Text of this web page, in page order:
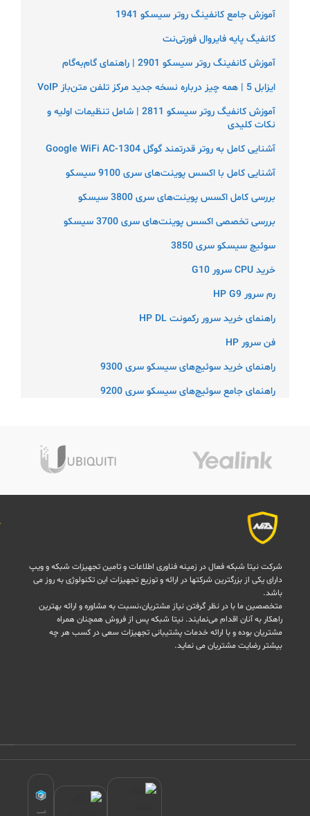
آموزش جامع کانفینگ روتر سیسکو 1941
کانفیگ پایه فایروال فورتی‌نت
آموزش کانفینگ روتر سیسکو 2901 | راهنمای گام‌به‌گام
ایزابل 5 | همه چیز درباره نسخه جدید مرکز تلفن متن‌باز VoIP
آموزش کانفیگ روتر سیسکو 2811 | شامل تنظیمات اولیه و
نکات کلیدی
آشنایی کامل به روتر قدرتمند گوگل Google WiFi AC-1304
آشنایی کامل با اکسس پوینت‌های سری 9100 سیسکو
بررسی کامل اکسس پوینت‌های سری 3800 سیسکو
بررسی تخصصی اکسس پوینت‌های سری 3700 سیسکو
سوئیچ سیسکو سری 3850
خرید CPU سرور G10
رم سرور HP G9
راهنمای خرید سرور رکمونت HP DL
فن سرور HP
راهنمای خرید سوئیچ‌های سیسکو سری 9300
راهنمای جامع سوئیچ‌های سیسکو سری 9200
شرکت نیتا شبکه فعال در زمینه فناوری اطلاعات و تامین تجهیزات شبکه و ویپ
دارای یکی از بزرگترین شرکتها در ارائه و توزیع تجهیزات این تکنولوژی به روز می
باشد.
متخصصین ما با در نظر گرفتن نیاز مشتریان،نسبت به مشاوره و ارائه بهترین
راهکار به آنان اقدام می‌نمایند. نیتا شبکه پس از فروش همچنان همراه
مشتریان بوده و با ارائه خدمات پشتیبانی تجهیزات سعی در کسب هر چه
بیشتر رضایت مشتریان می نماید.
کسب